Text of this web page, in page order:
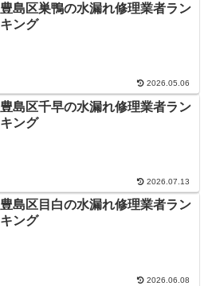
豊島区巣鴨の水漏れ修理業者ラン
キング
2026.05.06
豊島区千早の水漏れ修理業者ラン
キング
2026.07.13
豊島区目白の水漏れ修理業者ラン
キング
2026.06.08